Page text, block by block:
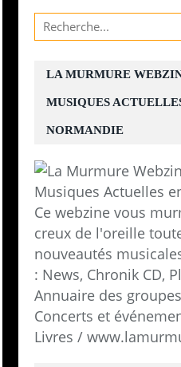
LA MURMURE
MUSIQUES
NORMANDIE
Ce webzine vous
creux de l'oreille
nouveautés
: News, Chronik CD,
Annuaire des
Concerts et
Livres /